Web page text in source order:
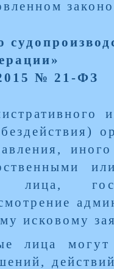
№ 21-ФЗ
лица,
исковому
лица